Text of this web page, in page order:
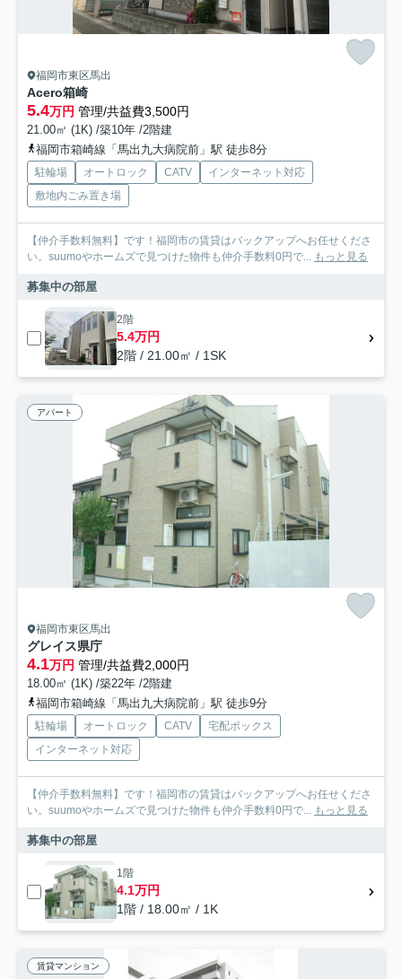
福岡市東区馬出
Acero箱崎
5.4万円 管理/共益費3,500円
21.00㎡ (1K) /築10年 /2階建
福岡市箱崎線「馬出九大病院前」駅 徒歩8分
駐輪場 オートロック CATV
インターネット対応
敷地内ごみ置き場
【仲介手数料無料】です！福岡市の賃貸はバックアップへお任せくださ
い。suumoやホームズで見つけた物件も仲介手数料0円で... もっと見る
募集中の部屋
2階
5.4万円
2階 / 21.00㎡ / 1SK
アパート
福岡市東区馬出
グレイス県庁
4.1万円 管理/共益費2,000円
18.00㎡ (1K) /築22年 /2階建
福岡市箱崎線「馬出九大病院前」駅 徒歩9分
駐輪場 オートロック CATV
宅配ボックス
インターネット対応
【仲介手数料無料】です！福岡市の賃貸はバックアップへお任せくださ
い。suumoやホームズで見つけた物件も仲介手数料0円で... もっと見る
募集中の部屋
1階
4.1万円
1階 / 18.00㎡ / 1K
賃貸マンション